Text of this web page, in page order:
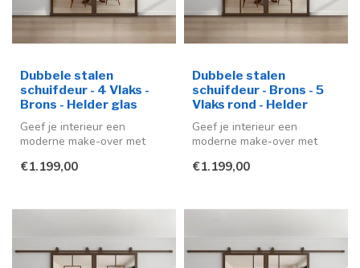
Dubbele stalen
schuifdeur - 4 Vlaks -
Brons - Helder glas
Geef je interieur een
moderne make-over met
schuifdeuren ...
€1.199,00
Dubbele stalen
schuifdeur - Brons - 5
Vlaks rond - Helder
Geef je interieur een
moderne make-over met
schuifdeuren ...
€1.199,00